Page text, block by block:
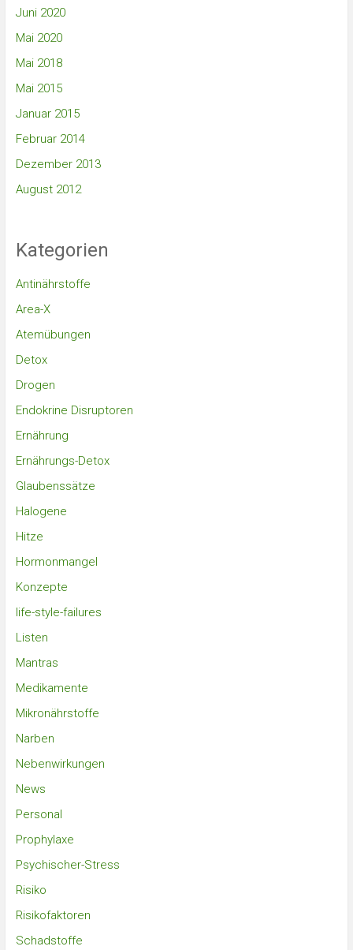
Juni 2020
Mai 2020
Mai 2018
Mai 2015
Januar 2015
Februar 2014
Dezember 2013
August 2012
Kategorien
Antinährstoffe
Area-X
Atemübungen
Detox
Drogen
Endokrine Disruptoren
Ernährung
Ernährungs-Detox
Glaubenssätze
Halogene
Hitze
Hormonmangel
Konzepte
life-style-failures
Listen
Mantras
Medikamente
Mikronährstoffe
Narben
Nebenwirkungen
News
Personal
Prophylaxe
Psychischer-Stress
Risiko
Risikofaktoren
Schadstoffe